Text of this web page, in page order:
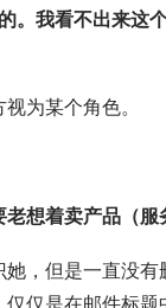
。我看不出来这
为某个角色。
想着卖产品（服
，但是一直没
仅是在邮件标题